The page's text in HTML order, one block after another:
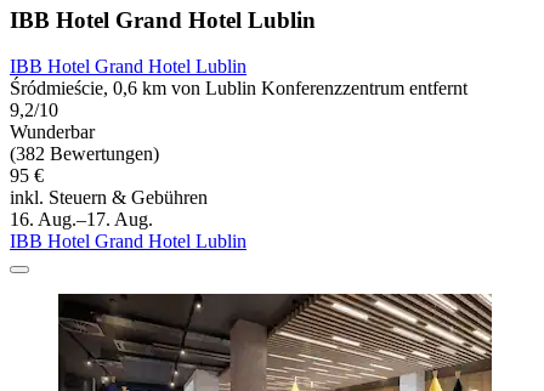
IBB Hotel Grand Hotel Lublin
IBB Hotel Grand Hotel Lublin
Śródmieście, 0,6 km von Lublin Konferenzzentrum entfernt
9,2/10
Wunderbar
(382 Bewertungen)
95 €
inkl. Steuern & Gebühren
16. Aug.–17. Aug.
IBB Hotel Grand Hotel Lublin